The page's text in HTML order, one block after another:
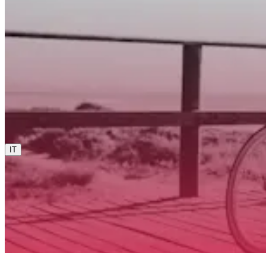
La lingua corrente è italiano. Se vuoi cambiarla, scegline
un'altra da questo menu.
IT